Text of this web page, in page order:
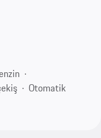
Otomatik